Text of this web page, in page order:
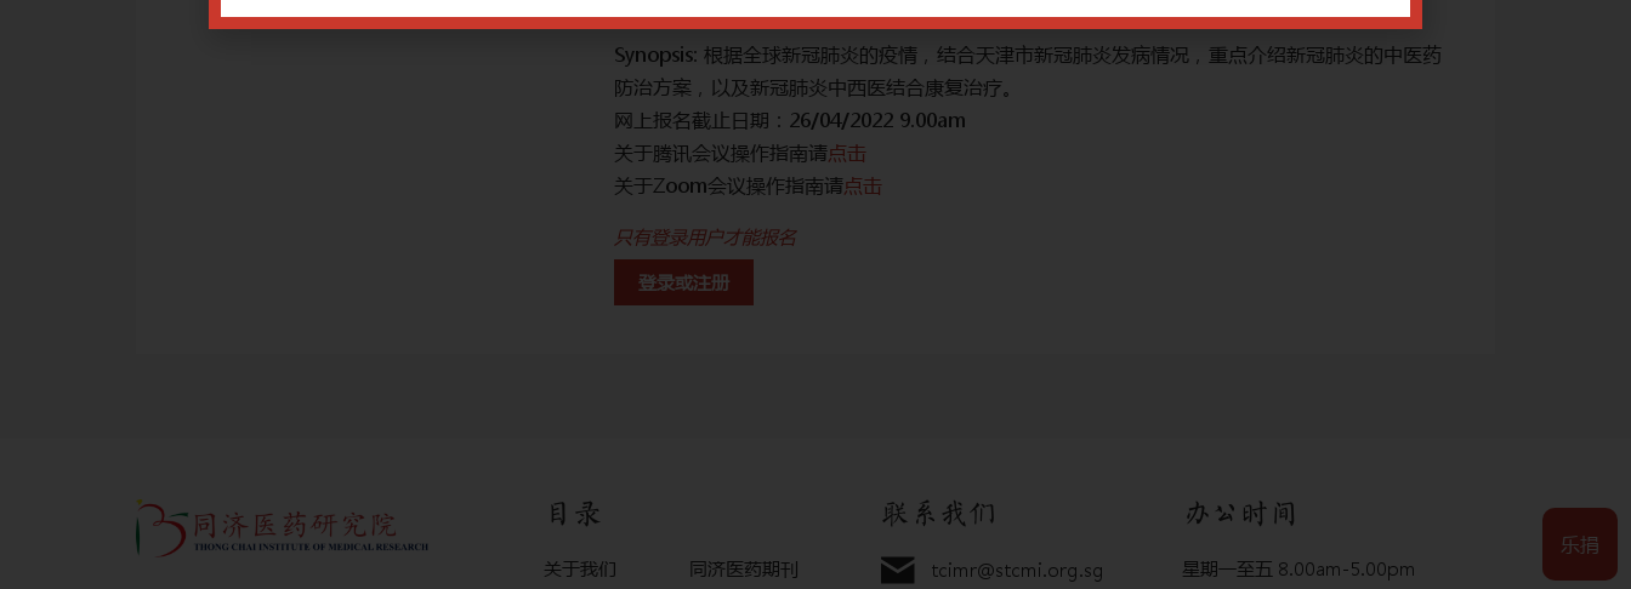
Synopsis: 根据全球新冠肺炎的疫情，结合天津市新冠肺炎发病情况，重点介绍新冠肺炎的中医药
防治方案，以及新冠肺炎中西医结合康复治疗。
网上报名截止日期：26/04/2022 9.00am
关于腾讯会议操作指南请点击
关于Zoom会议操作指南请点击
只有登录用户才能报名
登录或注册
目录
关于我们 同济医药期刊
联系我们
tcimr@stcmi.org.sg
办公时间
星期一至五 8.00am-5.00pm
乐捐